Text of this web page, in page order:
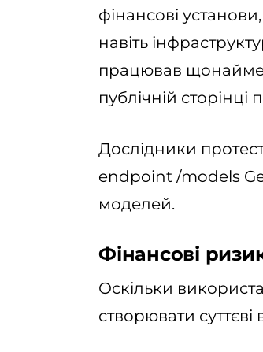
фінансові
навіть
працював
публічній сторінці
Дослідники
endpoint /models
моделей.
Фінансові
Оскільки
створювати